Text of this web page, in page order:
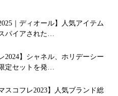
｜ディオール】人気アイテム
パイアされた…
2024】シャネル、ホリデーシー
定セットを発…
スコフレ2023】人気ブランド総